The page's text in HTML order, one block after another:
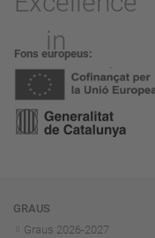
Fons europeus
Navegació
GRAUS
Graus 2026-2027